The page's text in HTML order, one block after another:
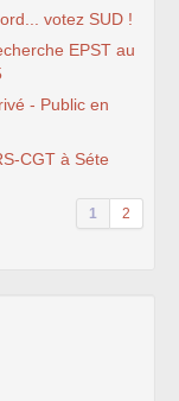
votez SUD !
EPST au
- Public en
-CGT à Séte
1 2